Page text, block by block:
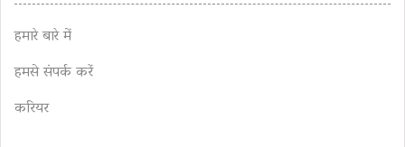
हमारे बारे में
हमसे संपर्क करें
करियर